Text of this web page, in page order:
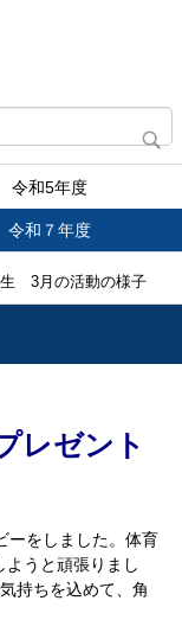
令和5年度
令和７年度
3月の活動の様子
レゼント
ーをしました。体育
うと頑張りまし
持ちを込めて、角